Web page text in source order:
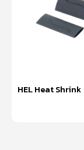
HEL Heat Shrink